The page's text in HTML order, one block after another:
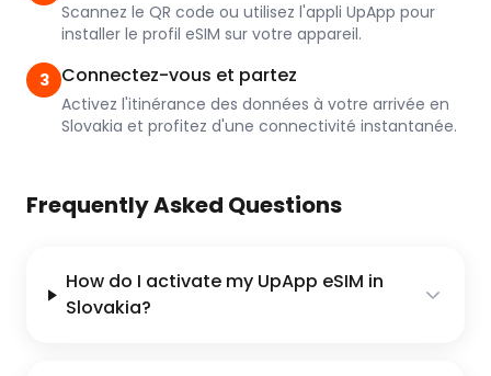
Scannez le QR code ou utilisez l'appli UpApp pour
installer le profil eSIM sur votre appareil.
3 Connectez-vous et partez
Activez l'itinérance des données à votre arrivée en
Slovakia et profitez d'une connectivité instantanée.
Frequently Asked Questions
How do I activate my UpApp eSIM in
Slovakia?